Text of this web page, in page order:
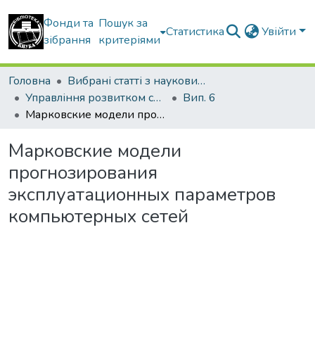
Фонди та
зібрання
Пошук за
критеріями
Статистика Увійти
Головна
Вибрані статті з наукових збірників КНУБА
Управління розвитком складних систем
Вип. 6
Марковские модели прогнозирования эксплуатационных параметров компьютерных сетей
Марковские модели
прогнозирования
эксплуатационных параметров
компьютерных сетей